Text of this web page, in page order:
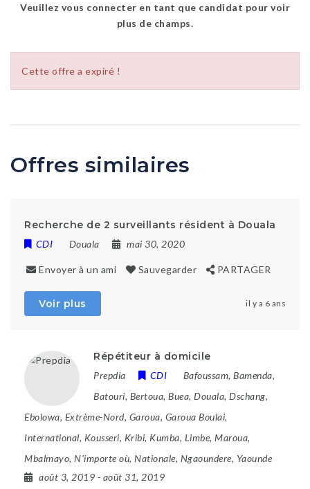
Veuillez vous connecter en tant que candidat pour voir
plus de champs.
Cette offre a expiré !
Offres similaires
Recherche de 2 surveillants résident à Douala
CDI Douala mai 30, 2020
Envoyer à un ami Sauvegarder PARTAGER
Voir plus il y a 6 ans
Répétiteur à domicile
Prepdia CDI Bafoussam, Bamenda,
Batouri, Bertoua, Buea, Douala, Dschang,
Ebolowa, Extrème-Nord, Garoua, Garoua Boulai,
International, Kousseri, Kribi, Kumba, Limbe, Maroua,
Mbalmayo, N'importe où, Nationale, Ngaoundere, Yaounde
août 3, 2019 - août 31, 2019